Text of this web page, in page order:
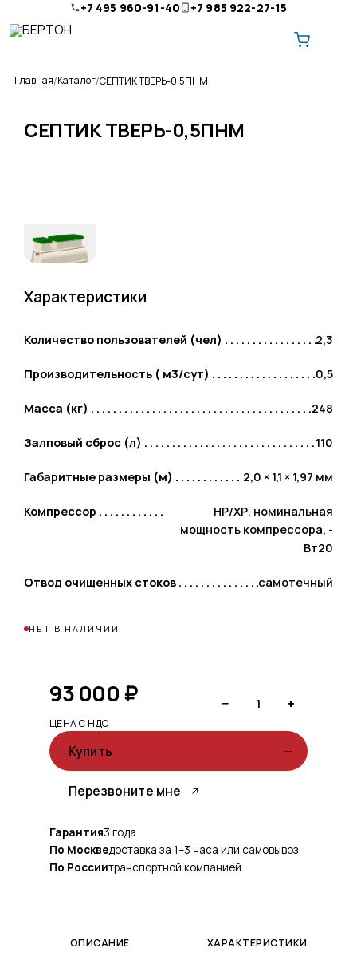
+7 495 960-91-40 +7 985 922-27-15
Доставка
Контакты
Главная Каталог СЕПТИК ТВЕРЬ-0,5ПНМ
СЕПТИК ТВЕРЬ-0,5ПНМ
Характеристики
Количество пользователей (чел) 2,3
Производительность ( м3/сут) 0,5
Масса (кг) 248
Залповый сброс (л) 110
Габаритные размеры (м) 2,0 × 1,1 × 1,97 мм
Компрессор
НР/ХР, номинальная
мощность компрессора, -
Вт20
Отвод очищенных стоков самотечный
НЕТ В НАЛИЧИИ
93 000₽
ЦЕНА С НДС
− 1 +
Купить
Перезвоните мне
Гарантия3 года
По Москведоставка за 1–3 часа или самовывоз
По Россиитранспортной компанией
ОПИСАНИЕ ХАРАКТЕРИСТИКИ